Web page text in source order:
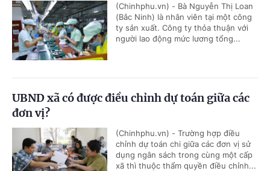
(Chinhphu.vn) - Bà Nguyễn Thị Loan
(Bắc Ninh) là nhân viên tại một công
ty sản xuất. Công ty thỏa thuận với
người lao động mức lương tổng...
UBND xã có được điều chỉnh dự toán giữa các
đơn vị?
(Chinhphu.vn) - Trường hợp điều
chỉnh dự toán chi giữa các đơn vị sử
dụng ngân sách trong cùng một cấp
xã thì thuộc thẩm quyền điều chỉnh...